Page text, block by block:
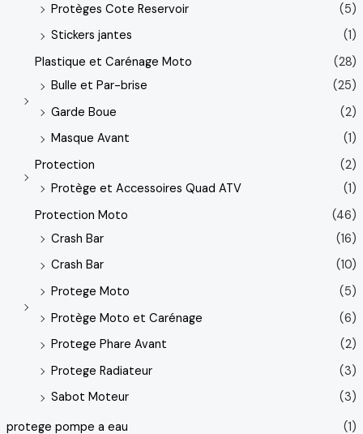
Protèges Cote Reservoir
(5)
Stickers jantes
(1)
Plastique et Carénage Moto
(28)
Bulle et Par-brise
(25)
Garde Boue
(2)
Masque Avant
(1)
Protection
(2)
Protège et Accessoires Quad ATV
(1)
Protection Moto
(46)
Crash Bar
(16)
Crash Bar
(10)
Protege Moto
(5)
Protège Moto et Carénage
(6)
Protege Phare Avant
(2)
Protege Radiateur
(3)
Sabot Moteur
(3)
protege pompe a eau
(1)